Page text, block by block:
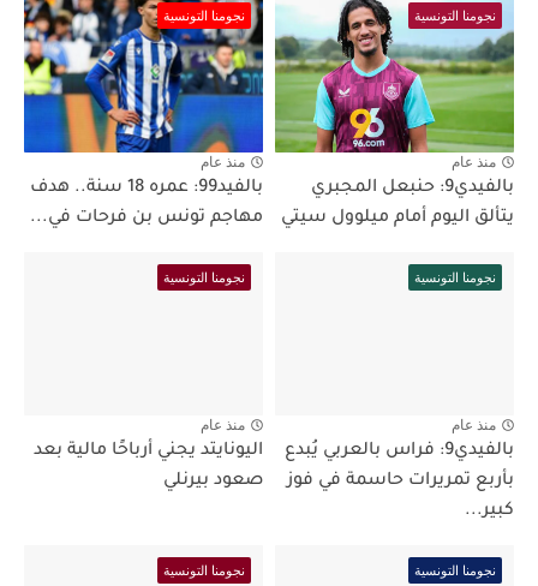
نجومنا التونسية
منذ عام
بالفيدي9: حنبعل المجبري
يتألق اليوم أمام ميلوول سيتي
نجومنا التونسية
منذ عام
بالفيد99: عمره 18 سنة.. هدف
مهاجم تونس بن فرحات في...
نجومنا التونسية
منذ عام
بالفيدي9: فراس بالعربي يُبدع
بأربع تمريرات حاسمة في فوز
كبير...
نجومنا التونسية
منذ عام
اليونايتد يجني أرباحًا مالية بعد
صعود بيرنلي
نجومنا التونسية نجومنا التونسية